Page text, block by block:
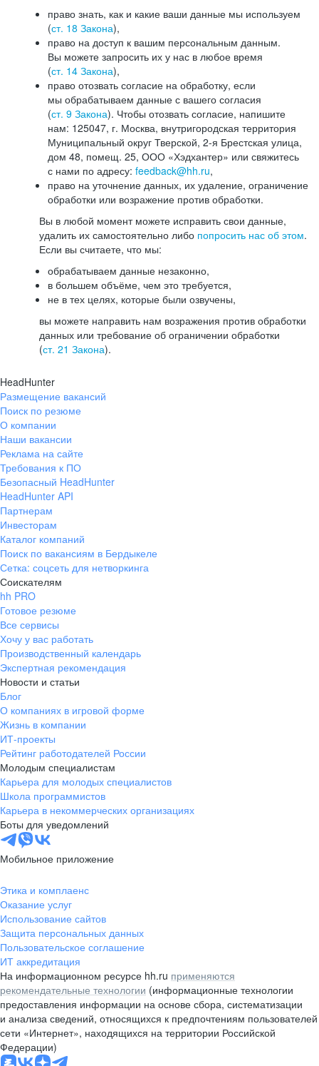
право знать, как и какие ваши данные мы используем
(ст. 18 Закона),
право на доступ к вашим персональным данным.
Вы можете запросить их у нас в любое время
(ст. 14 Закона),
право отозвать согласие на обработку, если
мы обрабатываем данные с вашего согласия
(ст. 9 Закона). Чтобы отозвать согласие, напишите
нам: 125047, г. Москва, внутригородская территория
Муниципальный округ Тверской, 2-я Брестская улица,
дом 48, помещ. 25, ООО «Хэдхантер» или свяжитесь
с нами по адресу: feedback@hh.ru,
право на уточнение данных, их удаление, ограничение
обработки или возражение против обработки.
Вы в любой момент можете исправить свои данные,
удалить их самостоятельно либо попросить нас об этом.
Если вы считаете, что мы:
обрабатываем данные незаконно,
в большем объёме, чем это требуется,
не в тех целях, которые были озвучены,
вы можете направить нам возражения против обработки
данных или требование об ограничении обработки
(ст. 21 Закона).
HeadHunter
Размещение вакансий
Поиск по резюме
О компании
Наши вакансии
Реклама на сайте
Требования к ПО
Безопасный HeadHunter
HeadHunter API
Партнерам
Инвесторам
Каталог компаний
Поиск по вакансиям в Бердыкеле
Сетка: соцсеть для нетворкинга
Соискателям
hh PRO
Готовое резюме
Все сервисы
Хочу у вас работать
Производственный календарь
Экспертная рекомендация
Новости и статьи
Блог
О компаниях в игровой форме
Жизнь в компании
ИТ-проекты
Рейтинг работодателей России
Молодым специалистам
Карьера для молодых специалистов
Школа программистов
Карьера в некоммерческих организациях
Боты для уведомлений
Мобильное приложение
Этика и комплаенс
Оказание услуг
Использование сайтов
Защита персональных данных
Пользовательское соглашение
ИТ аккредитация
На информационном ресурсе hh.ru применяются
рекомендательные технологии (информационные технологии
предоставления информации на основе сбора, систематизации
и анализа сведений, относящихся к предпочтениям пользователей
сети «Интернет», находящихся на территории Российской
Федерации)